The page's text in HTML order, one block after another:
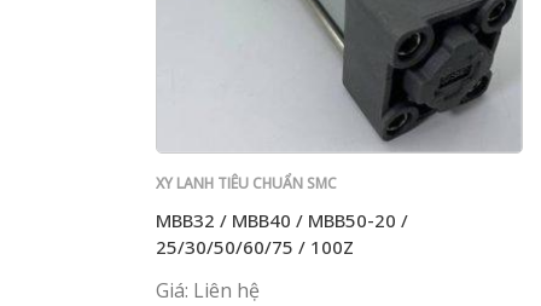
XY LANH TIÊU CHUẨN SMC
MBB32 / MBB40 / MBB50-20 /
25/30/50/60/75 / 100Z
Giá: Liên hệ